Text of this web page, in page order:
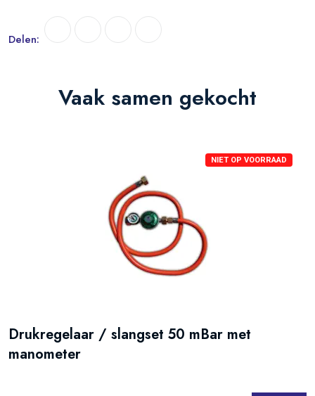
Delen:
Vaak samen gekocht
NIET OP VOORRAAD
Drukregelaar / slangset 50 mBar met
manometer